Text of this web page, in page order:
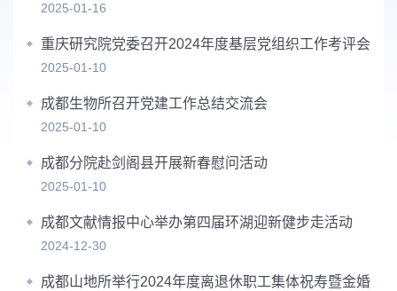
2025-01-16
重庆研究院党委召开2024年度基层党组织工作考评会
2025-01-10
成都生物所召开党建工作总结交流会
2025-01-10
成都分院赴剑阁县开展新春慰问活动
2025-01-10
成都文献情报中心举办第四届环湖迎新健步走活动
2024-12-30
成都山地所举行2024年度离退休职工集体祝寿暨金婚